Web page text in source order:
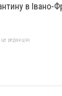
в Івано-
редакцію